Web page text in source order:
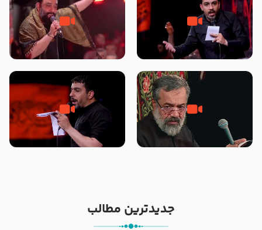
شور ، حسینا! به‌ حق زهرا «أُنْظُرْ
إِلَینا» – عزاداری شب هفتم ماه
جانا جانا ابی عبدالله – کربلایی جواد
مقدم – شب هشتم محرم 1448 –
مادر منم مثل تو خمیدم – حاج
محمود کریمی – شهادت حضرت
تک ، عبّاس، صاحب دل‌هاست –
حاج حنیف طاهری – عزاداری شب
جدیدترین مطالب